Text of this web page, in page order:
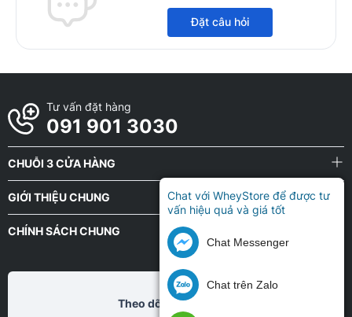
Đặt câu hỏi
Tư vấn đặt hàng
091 901 3030
CHUỖI 3 CỬA HÀNG
GIỚI THIỆU CHUNG
CHÍNH SÁCH CHUNG
Theo dõi chũng tôi tại
Chat với WheyStore để được tư
vấn hiệu quả và giá tốt
Chat Messenger
Chat trên Zalo